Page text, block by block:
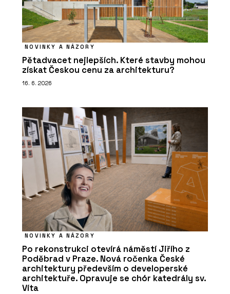
NOVINKY A NÁZORY
Pětadvacet nejlepších. Které stavby mohou
získat Českou cenu za architekturu?
16. 6. 2026
NOVINKY A NÁZORY
Po rekonstrukci otevírá náměstí Jiřího z
Poděbrad v Praze. Nová ročenka České
architektury především o developerské
architektuře. Opravuje se chór katedrály sv.
Víta